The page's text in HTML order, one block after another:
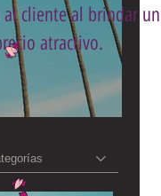
al cliente al brindar un
atractivo.